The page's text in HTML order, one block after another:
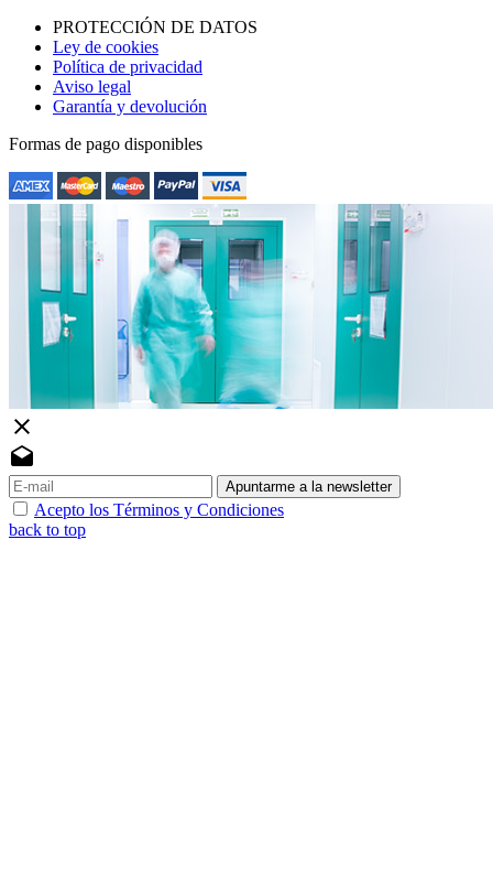
PROTECCIÓN DE DATOS
Ley de cookies
Política de privacidad
Aviso legal
Garantía y devolución
Formas de pago disponibles
close
drafts
Apuntarme a la newsletter
Acepto los Términos y Condiciones
back to top